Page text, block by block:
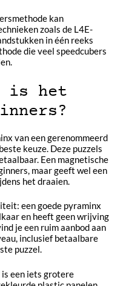
kan
zoals de L4E-
in één reeks
die veel speedcubers
is het
van een gerenommeerd
keuze. Deze puzzels
Een magnetische
maar geeft wel een
het draaien.
een goede pyraminx
en heeft geen wrijving
je een ruim aanbod aan
inclusief betaalbare
puzzel.
een iets grotere